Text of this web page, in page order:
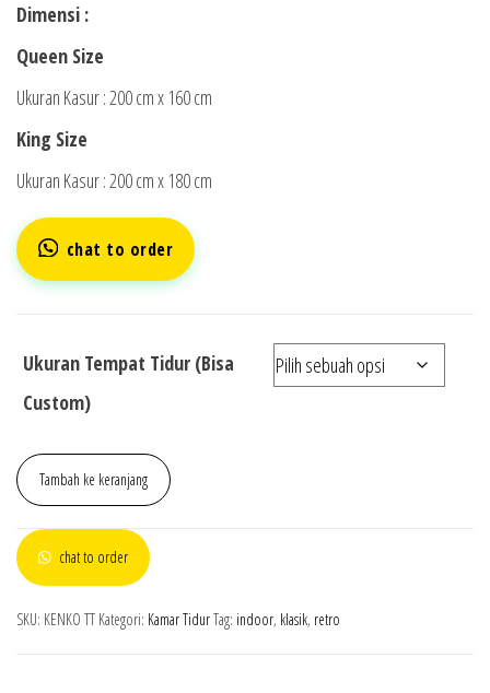
Dimensi :
Queen Size
Ukuran Kasur : 200 cm x 160 cm
King Size
Ukuran Kasur : 200 cm x 180 cm
chat to order
Ukuran Tempat Tidur (Bisa
Custom)
Tambah ke keranjang
chat to order
SKU: KENKO TT Kategori: Kamar TidurTag: indoor, klasik, retro